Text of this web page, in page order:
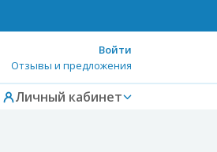
Войти
Отзывы и предложения
Личный кабинет